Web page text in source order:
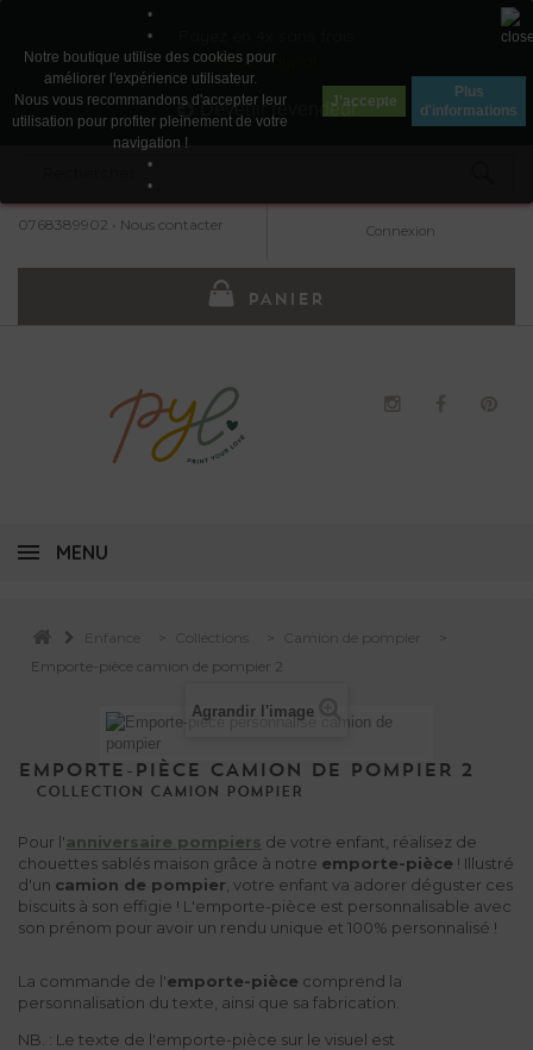
avec Paypal
Devenir revendeur
0768389902 • Nous contacter Connexion
PANIER
•
•
Notre boutique utilise des cookies pour
améliorer l'expérience utilisateur.
Nous vous recommandons d'accepter leur
utilisation pour profiter pleinement de votre
navigation !
•
•
J'accepte
Plus
d'informations
MENU
Enfance Collections Camion de pompier
Emporte-pièce camion de pompier 2
Agrandir l'image
EMPORTE-PIÈCE CAMION DE POMPIER 2
COLLECTION CAMION POMPIER
Pour l'anniversaire pompiers de votre enfant, réalisez de
chouettes sablés maison grâce à notre emporte-pièce ! Illustré
d'un camion de pompier , votre enfant va adorer déguster ces
biscuits à son effigie ! L'emporte-pièce est personnalisable avec
son prénom pour avoir un rendu unique et 100% personnalisé !
La commande de l'emporte-pièce comprend la
personnalisation du texte, ainsi que sa fabrication.
NB. : Le texte de l'emporte-pièce sur le visuel est